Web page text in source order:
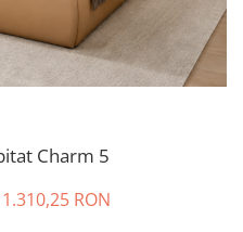
Charm 5
1.310,25 RON